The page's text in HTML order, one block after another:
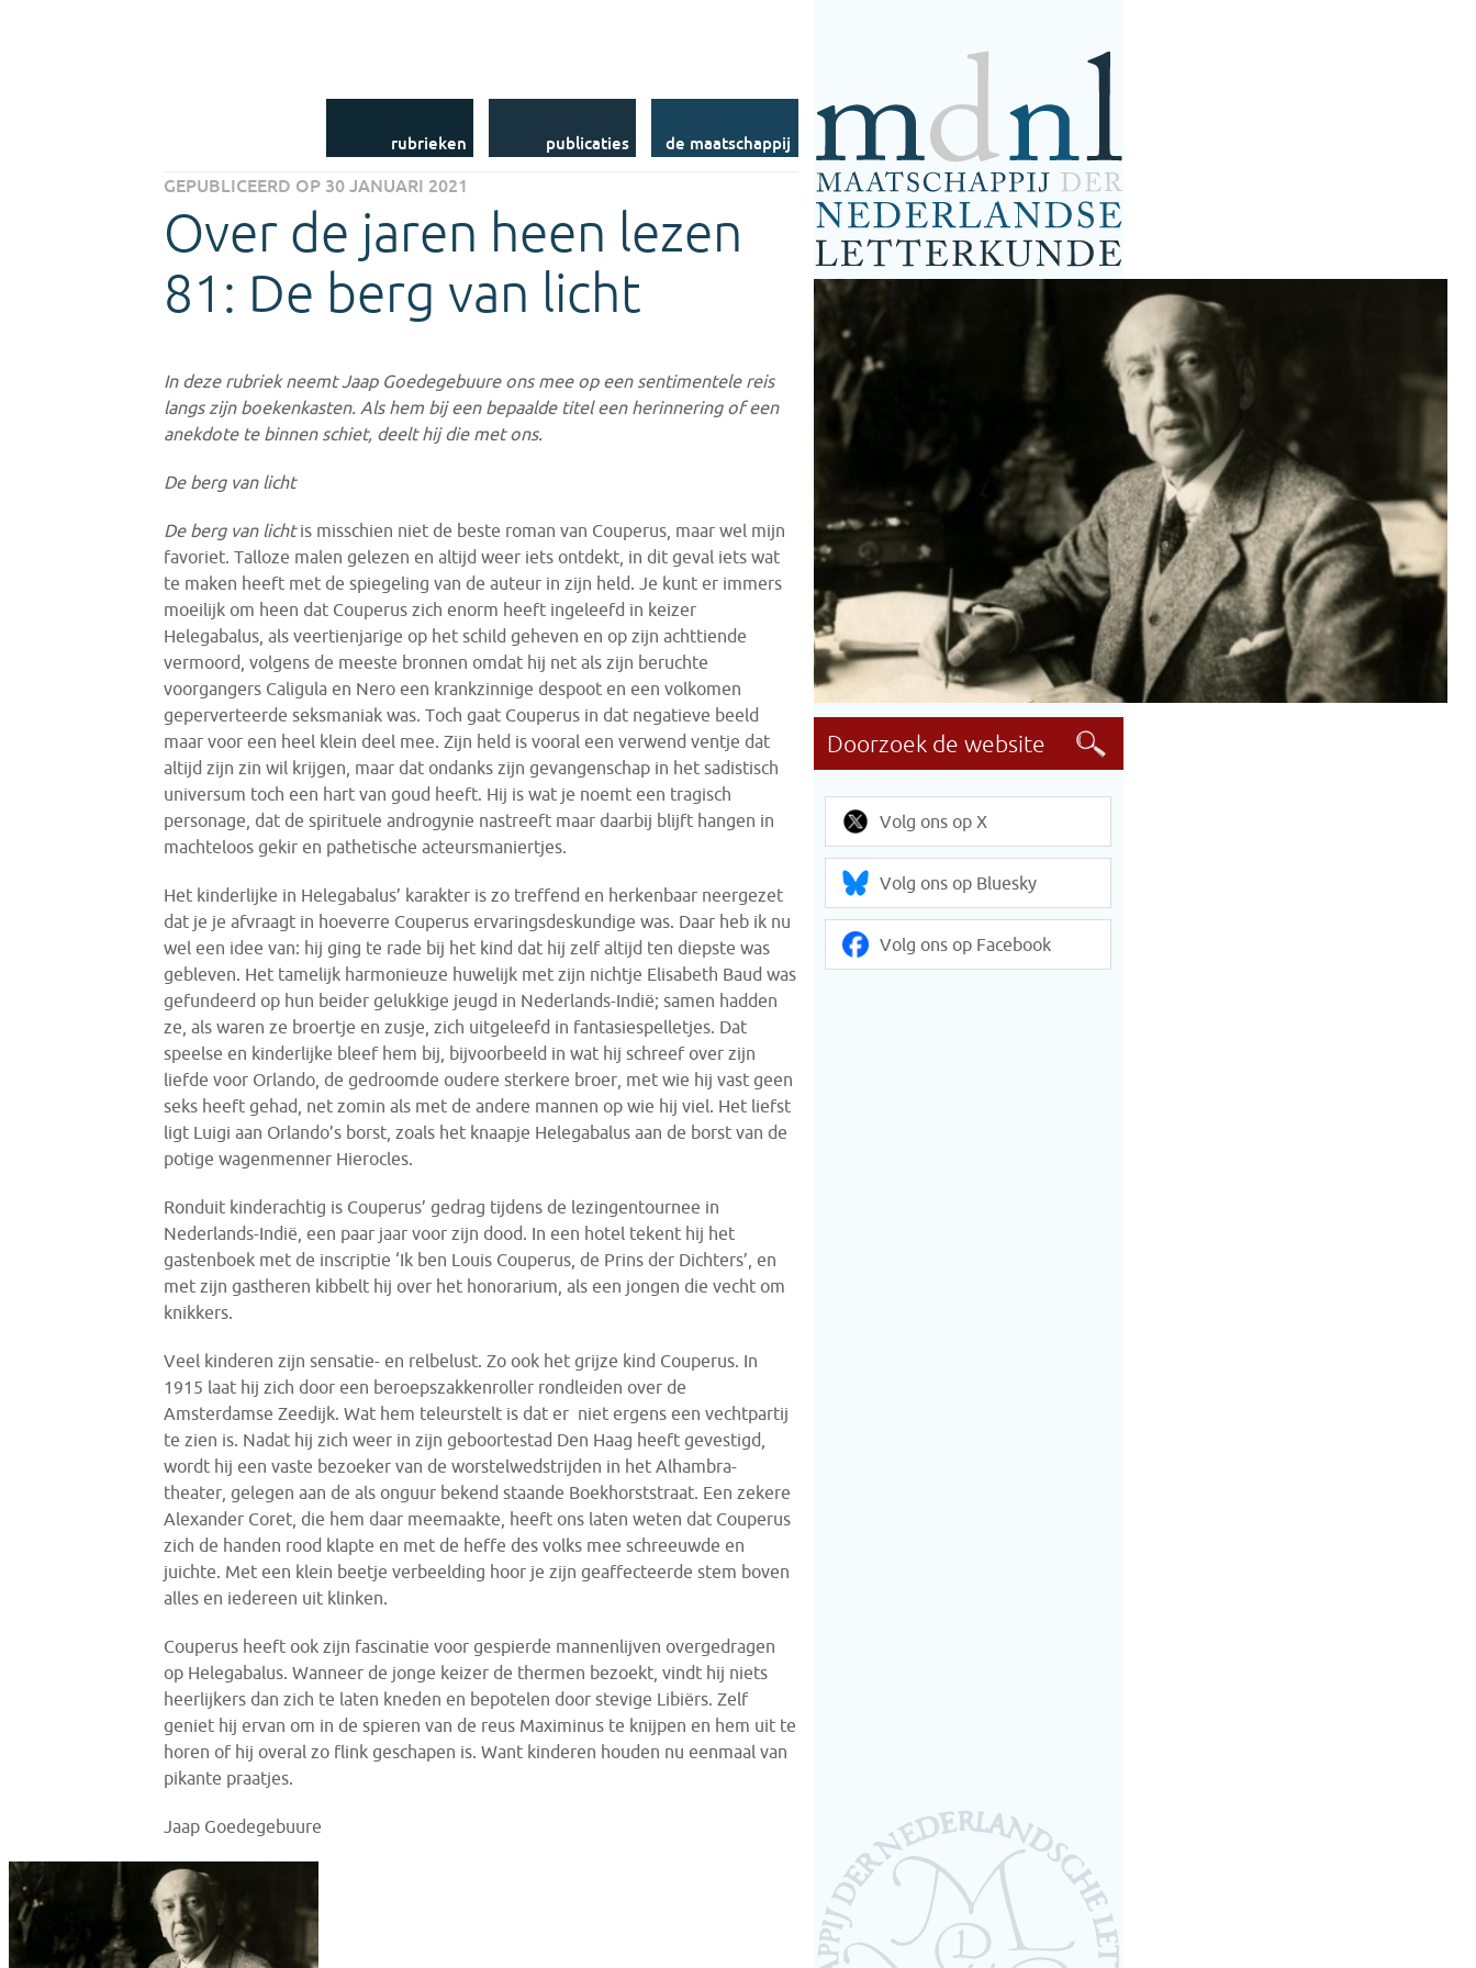
Contact
de maatschappij
Nederlandse Taal- en
Publicaties op Internet
publicaties
Nieuwsbrievenrubrieken
Volg ons op X
Volg ons op Bluesky
Volg ons op Facebook
GEPUBLICEERD OP 30 JANUARI 2021
Over de jaren heen lezen
81: De berg van licht
In deze rubriek neemt Jaap Goedegebuure ons mee op een sentimentele reis
langs zijn boekenkasten. Als hem bij een bepaalde titel een herinnering of een
anekdote te binnen schiet, deelt hij die met ons.
De berg van licht
De berg van lichtis misschien niet de beste roman van Couperus, maar wel mijn
favoriet. Talloze malen gelezen en altijd weer iets ontdekt, in dit geval iets wat
te maken heeft met de spiegeling van de auteur in zijn held. Je kunt er immers
moeilijk om heen dat Couperus zich enorm heeft ingeleefd in keizer
Helegabalus, als veertienjarige op het schild geheven en op zijn achttiende
vermoord, volgens de meeste bronnen omdat hij net als zijn beruchte
voorgangers Caligula en Nero een krankzinnige despoot en een volkomen
geperverteerde seksmaniak was. Toch gaat Couperus in dat negatieve beeld
maar voor een heel klein deel mee. Zijn held is vooral een verwend ventje dat
altijd zijn zin wil krijgen, maar dat ondanks zijn gevangenschap in het sadistisch
universum toch een hart van goud heeft. Hij is wat je noemt een tragisch
personage, dat de spirituele androgynie nastreeft maar daarbij blijft hangen in
machteloos gekir en pathetische acteursmaniertjes.
Het kinderlijke in Helegabalus’ karakter is zo treffend en herkenbaar neergezet
dat je je afvraagt in hoeverre Couperus ervaringsdeskundige was. Daar heb ik nu
wel een idee van: hij ging te rade bij het kind dat hij zelf altijd ten diepste was
gebleven. Het tamelijk harmonieuze huwelijk met zijn nichtje Elisabeth Baud was
gefundeerd op hun beider gelukkige jeugd in Nederlands-Indië; samen hadden
ze, als waren ze broertje en zusje, zich uitgeleefd in fantasiespelletjes. Dat
speelse en kinderlijke bleef hem bij, bijvoorbeeld in wat hij schreef over zijn
liefde voor Orlando, de gedroomde oudere sterkere broer, met wie hij vast geen
seks heeft gehad, net zomin als met de andere mannen op wie hij viel. Het liefst
ligt Luigi aan Orlando’s borst, zoals het knaapje Helegabalus aan de borst van de
potige wagenmenner Hierocles.
Ronduit kinderachtig is Couperus’ gedrag tijdens de lezingentournee in
Nederlands-Indië, een paar jaar voor zijn dood. In een hotel tekent hij het
gastenboek met de inscriptie ‘Ik ben Louis Couperus, de Prins der Dichters’, en
met zijn gastheren kibbelt hij over het honorarium, als een jongen die vecht om
knikkers.
Veel kinderen zijn sensatie- en relbelust. Zo ook het grijze kind Couperus. In
1915 laat hij zich door een beroepszakkenroller rondleiden over de
Amsterdamse Zeedijk. Wat hem teleurstelt is dat er niet ergens een vechtpartij
te zien is. Nadat hij zich weer in zijn geboortestad Den Haag heeft gevestigd,
wordt hij een vaste bezoeker van de worstelwedstrijden in het Alhambra-
theater, gelegen aan de als onguur bekend staande Boekhorststraat. Een zekere
Alexander Coret, die hem daar meemaakte, heeft ons laten weten dat Couperus
zich de handen rood klapte en met de heffe des volks mee schreeuwde en
juichte. Met een klein beetje verbeelding hoor je zijn geaffecteerde stem boven
alles en iedereen uit klinken.
Couperus heeft ook zijn fascinatie voor gespierde mannenlijven overgedragen
op Helegabalus. Wanneer de jonge keizer de thermen bezoekt, vindt hij niets
heerlijkers dan zich te laten kneden en bepotelen door stevige Libiërs. Zelf
geniet hij ervan om in de spieren van de reus Maximinus te knijpen en hem uit te
horen of hij overal zo flink geschapen is. Want kinderen houden nu eenmaal van
pikante praatjes.
Jaap Goedegebuure